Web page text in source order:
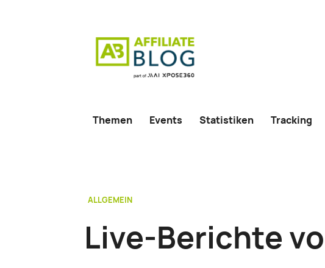
Themen Events Statistiken Tracking
ALLGEMEIN
Live-Berichte